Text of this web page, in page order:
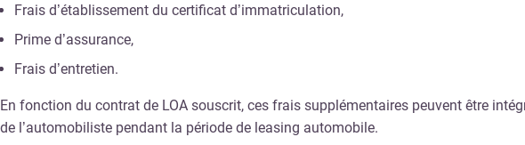
Frais d’établissement du certificat d’immatriculation,
Prime d’assurance,
Frais d’entretien.
En fonction du contrat de LOA souscrit, ces frais supplémentaires peuvent être
de l’automobiliste pendant la période de leasing automobile.